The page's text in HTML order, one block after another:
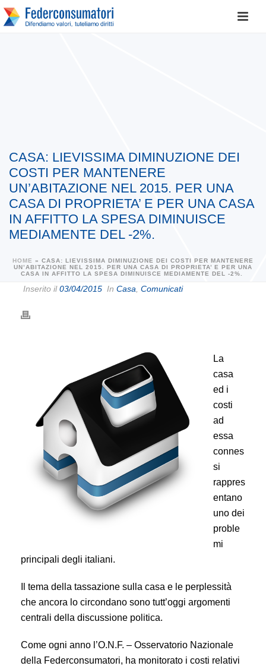
CASA: LIEVISSIMA DIMINUZIONE DEI
COSTI PER MANTENERE
UN’ABITAZIONE NEL 2015. PER UNA
CASA DI PROPRIETA’ E PER UNA CASA
IN AFFITTO LA SPESA DIMINUISCE
MEDIAMENTE DEL -2%.
HOME » CASA: LIEVISSIMA DIMINUZIONE DEI COSTI PER MANTENERE
UN’ABITAZIONE NEL 2015. PER UNA CASA DI PROPRIETA’ E PER UNA
CASA IN AFFITTO LA SPESA DIMINUISCE MEDIAMENTE DEL -2%.
Inserito il03/04/2015 In Casa Comunicati
La
casa
ed i
costi
ad
essa
connes
si
rappres
entano
uno dei
proble
mi
principali degli italiani.
Il tema della tassazione sulla casa e le perplessità
che ancora lo circondano sono tutt’oggi argomenti
centrali della discussione politica.
Come ogni anno l’O.N.F. – Osservatorio Nazionale
della Federconsumatori, ha monitorato i costi relativi